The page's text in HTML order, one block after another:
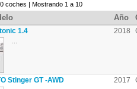
coches | Mostrando 1 a 10
Año
1.4 2018
Stinger GT -AWD 2017